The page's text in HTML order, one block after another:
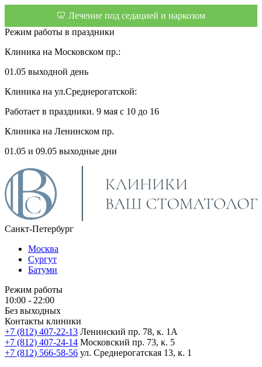
🦷 Лечение под седацией и наркозом
Режим работы в праздники
Клиника на Московском пр.:
01.05 выходной день
Клиника на ул.Среднерогатской:
Работает в праздники. 9 мая с 10 до 16
Клиника на Ленинском пр.
01.05 и 09.05 выходные дни
Санкт-Петербург
Москва
Сургут
Батуми
Режим работы
10:00 - 22:00
Без выходных
Контакты клиники
+7 (812) 407-22-13 Ленинский пр. 78, к. 1А
+7 (812) 407-24-14 Московский пр. 73, к. 5
+7 (812) 566-58-56 ул. Среднерогатская 13, к. 1